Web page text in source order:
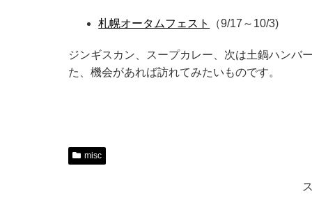
札幌オータムフェスト （9/17～10/3)
ジンギスカン、スープカレー、次は土鍋ハンバ
た、機会があれば訪れてみたいものです。
misc